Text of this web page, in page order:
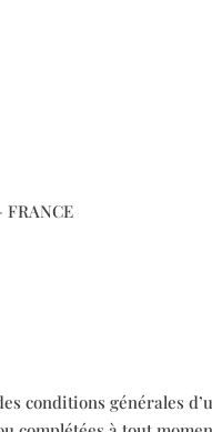
conditions générales